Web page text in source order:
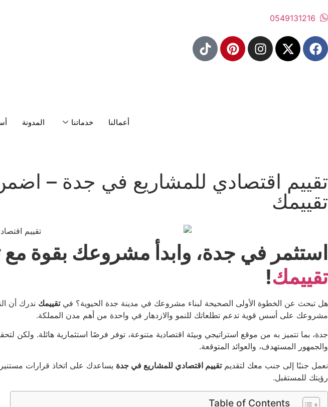
0549131216
أعمالنا خدماتنا المدونة
تقييم اقتصادي للمشاريع في جدة –
تقييمك
استثمر في جدة، وابدأ مشروعك بقوة
تقييمك!
هل تبحث عن الخطوة الأولى الصحيحة لبناء مشروعك في مدينة جدة الحيوية؟ فيتقييمك ندرك أن
مشروعك على أسس قوية تدعم تطلعاتك للنمو والازدهار في واحدة من أهم مدن المملكة.
جدة، بما تتميز به من موقع استراتيجي وبيئة اقتصادية متنوعة، توفر فرصًا استثمارية هائلة.
والجمهور المستهدف، والعوائد المتوقعة.
نعمل جنبًا إلى جنب معك لتقديمتقييم اقتصادي للمشاريع في جدة يساعدك على اتخاذ قرارات
رؤيتك للمستقبل.
Table of Contents